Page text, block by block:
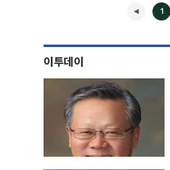
1
이투데이